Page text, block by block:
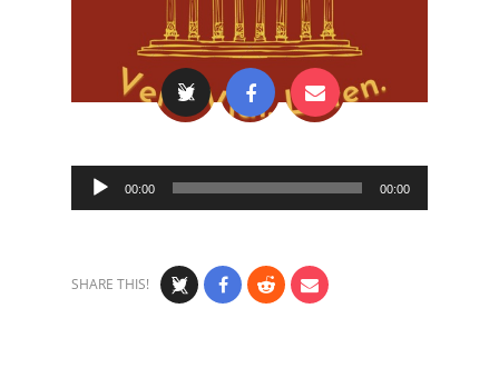
Audio
Player
00:00 00:00
SHARE THIS!